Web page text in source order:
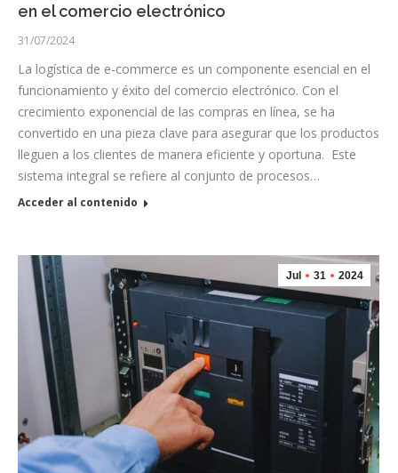
en el comercio electrónico
31/07/2024
La logística de e-commerce es un componente esencial en el
funcionamiento y éxito del comercio electrónico. Con el
crecimiento exponencial de las compras en línea, se ha
convertido en una pieza clave para asegurar que los productos
lleguen a los clientes de manera eficiente y oportuna. Este
sistema integral se refiere al conjunto de procesos…
Acceder al contenido
Jul 31 2024